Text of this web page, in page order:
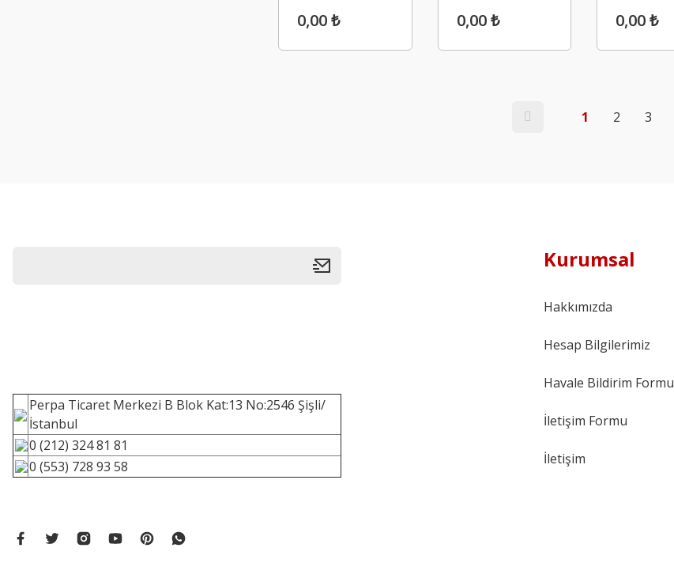
0,00 ₺ 0,00 ₺ 0,00 ₺
1 2 3
Perpa Ticaret Merkezi B Blok Kat:13 No:2546 Şişli/
İstanbul
0 (212) 324 81 81
0 (553) 728 93 58
Kurumsal
Hakkımızda
Hesap Bilgilerimiz
Havale Bildirim Formu
İletişim Formu
İletişim